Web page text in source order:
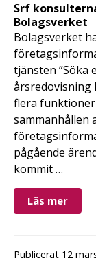
Srf
Bolagsverket
Bolagsverket
tjänsten ”Söka
årsredovisning
flera
sammanhållen
pågående
kommit …
Läs mer
Publicerat 12